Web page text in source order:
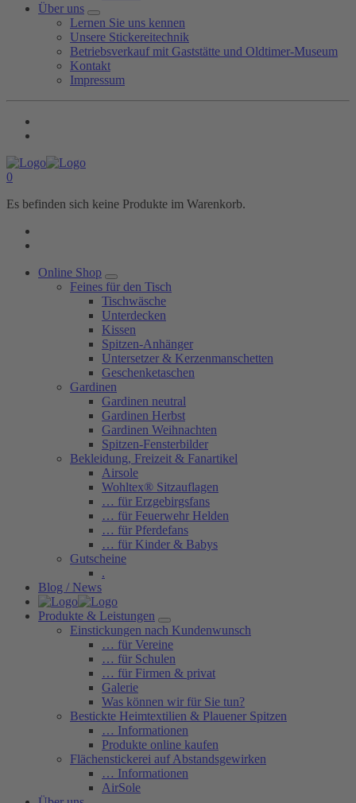
Über uns
Lernen Sie uns kennen
Unsere Stickereitechnik
Betriebsverkauf mit Gaststätte und Oldtimer-Museum
Kontakt
Impressum
0
Es befinden sich keine Produkte im Warenkorb.
Online Shop
Feines für den Tisch
Tischwäsche
Unterdecken
Kissen
Spitzen-Anhänger
Untersetzer & Kerzenmanschetten
Geschenketaschen
Gardinen
Gardinen neutral
Gardinen Herbst
Gardinen Weihnachten
Spitzen-Fensterbilder
Bekleidung, Freizeit & Fanartikel
Airsole
Wohltex® Sitzauflagen
… für Erzgebirgsfans
… für Feuerwehr Helden
… für Pferdefans
… für Kinder & Babys
Gutscheine
.
Blog / News
Produkte & Leistungen
Einstickungen nach Kundenwunsch
… für Vereine
… für Schulen
… für Firmen & privat
Galerie
Was können wir für Sie tun?
Bestickte Heimtextilien & Plauener Spitzen
… Informationen
Produkte online kaufen
Flächenstickerei auf Abstandsgewirken
… Informationen
AirSole